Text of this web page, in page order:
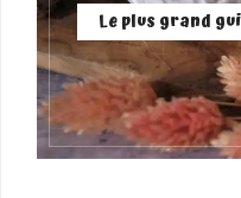
Le plus grand